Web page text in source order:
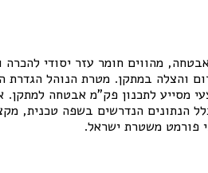
מהווים חומר עזר יסודי להכרה
והצלה במתקן. מטרת הנוהל הגדרת
מסייע לתכנון פק"מ אבטחה למתקן.
הנתונים הנדרשים בשפה טכנית,
פורמט משטרת ישראל.